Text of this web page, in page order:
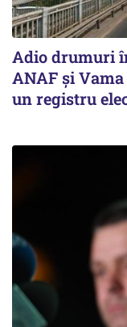
Adio drumuri
ANAF și
un registru